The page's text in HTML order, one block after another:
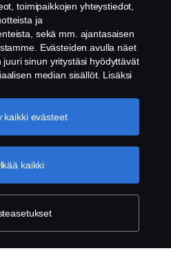
toimipaikkojen yhteystiedot,
ja
sekä mm. ajantasaisen
Evästeiden avulla näet
sinun yritystäsi hyödyttävät
median sisällöt. Lisäksi
evästeet. Klikkaamalla
suostumuksesi kaikkien
yksityisyydestäsi
kaikki
kaikki evästeet